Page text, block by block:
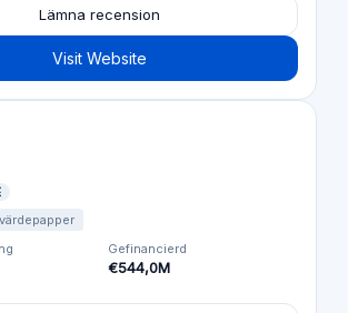
Lämna recension
Visit Website
Gefinancierd
€544,0M